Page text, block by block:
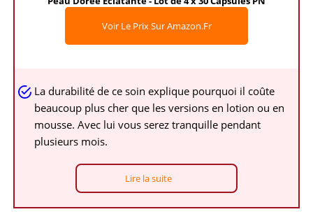
Voir Le Prix Sur Amazon.fr
La durabilité de ce soin explique pourquoi il coûte
beaucoup plus cher que les versions en lotion ou en
mousse. Avec lui vous serez tranquille pendant
plusieurs mois.
Lire la suite